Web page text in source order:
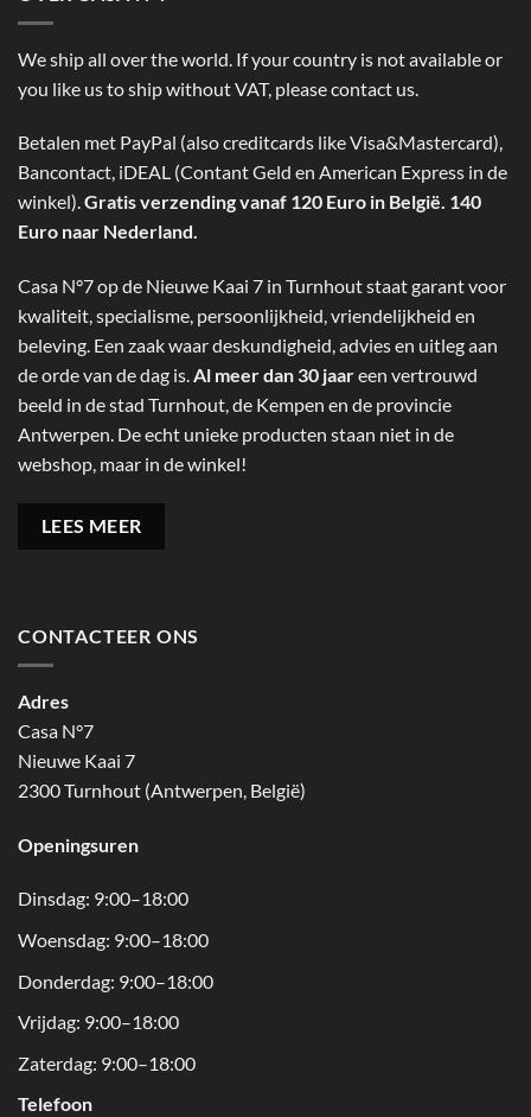
We ship all over the world. If your country is not available or
you like us to ship without VAT, please contact us.
Betalen met PayPal (also creditcards like Visa&Mastercard),
Bancontact, iDEAL (Contant Geld en American Express in de
winkel).Gratis verzending vanaf 120 Euro in België. 140
Euro naar Nederland.
Casa N°7 op de Nieuwe Kaai 7 in Turnhout staat garant voor
kwaliteit, specialisme, persoonlijkheid, vriendelijkheid en
beleving. Een zaak waar deskundigheid, advies en uitleg aan
de orde van de dag is.Al meer dan 30 jaareen vertrouwd
beeld in de stad Turnhout, de Kempen en de provincie
Antwerpen. De echt unieke producten staan niet in de
webshop, maar in de winkel!
LEES MEER
CONTACTEER ONS
Adres
Casa N°7
Nieuwe Kaai 7
2300 Turnhout (Antwerpen, België)
Openingsuren
Dinsdag: 9:00–18:00
Woensdag: 9:00–18:00
Donderdag: 9:00–18:00
Vrijdag: 9:00–18:00
Zaterdag: 9:00–18:00
Telefoon